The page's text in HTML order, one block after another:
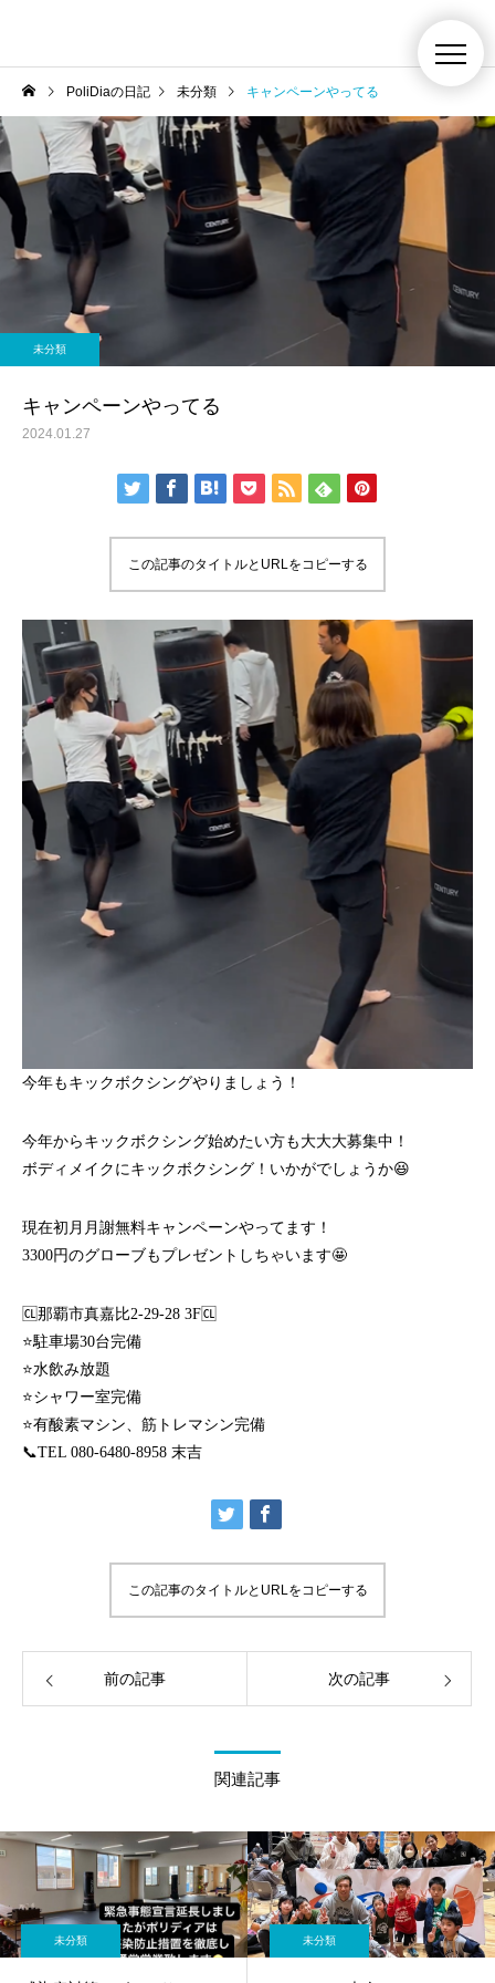
PoliDiaの日記 未分類 キャンペーンやってる
未分類
キャンペーンやってる
2024.01.27
この記事のタイトルとURLをコピーする
今年もキックボクシングやりましょう！
今年からキックボクシング始めたい方も大大大募集中！
ボディメイクにキックボクシング！いかがでしょうか😆
現在初月月謝無料キャンペーンやってます！
3300円のグローブもプレゼントしちゃいます🤩
🆑那覇市真嘉比2-29-28 3F🆑
⭐️駐車場30台完備
⭐️水飲み放題
⭐️シャワー室完備
⭐️有酸素マシン、筋トレマシン完備
📞TEL 080-6480-8958 末吉
この記事のタイトルとURLをコピーする
前の記事 次の記事
関連記事
未分類 未分類